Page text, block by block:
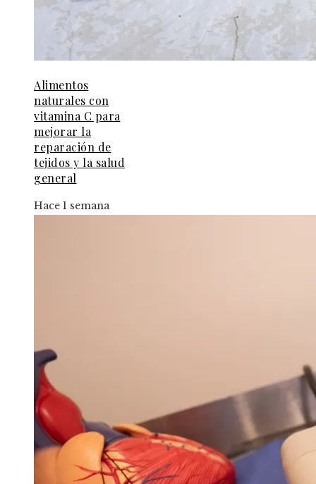
Alimentos
naturales con
vitamina C para
mejorar la
reparación de
tejidos y la salud
general
Hace 1 semana